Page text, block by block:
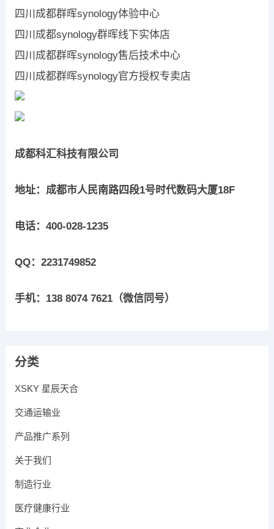
四川成都群晖synology体验中心
四川成都synology群晖线下实体店
四川成都群晖synology售后技术中心
四川成都群晖synology官方授权专卖店
成都科汇科技有限公司
地址：成都市人民南路四段1号时代数码大厦18F
电话：400-028-1235
QQ：2231749852
手机：138 8074 7621（微信同号）
分类
XSKY 星辰天合
交通运输业
产品推广系列
关于我们
制造行业
医疗健康行业